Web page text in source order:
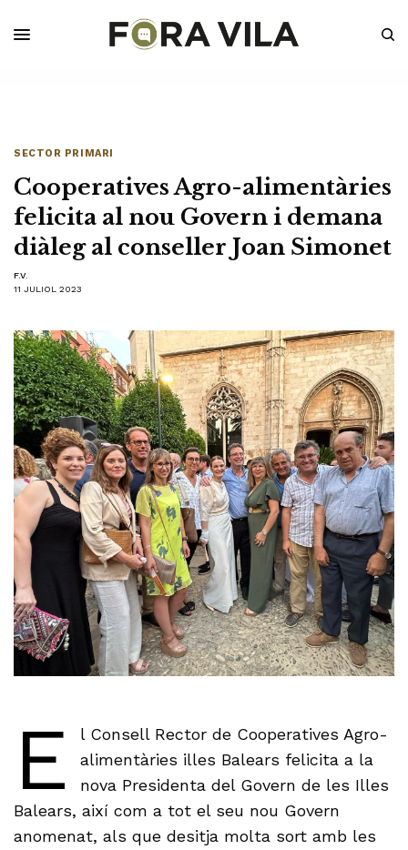
SECTOR PRIMARI
Cooperatives Agro-alimentàries
felicita al nou Govern i demana
diàleg al conseller Joan Simonet
F.V.
11 JULIOL 2023
E
l Consell Rector de Cooperatives Agro-
alimentàries illes Balears felicita a la
nova Presidenta del Govern de les Illes
Balears, així com a tot el seu nou Govern
anomenat, als que desitja molta sort amb les